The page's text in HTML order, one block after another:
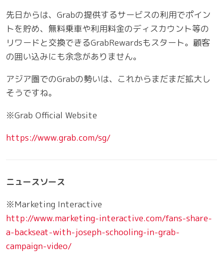
先日からは、Grabの提供するサービスの利用でポイン
トを貯め、無料乗車や利用料金のディスカウント等の
リワードと交換できるGrabRewardsもスタート。顧客
の囲い込みにも余念がありません。
アジア圏でのGrabの勢いは、これからまだまだ拡大し
そうですね。
※Grab Official Website
https://www.grab.com/sg/
ニュースソース
※Marketing Interactive
http://www.marketing-interactive.com/fans-share-
a-backseat-with-joseph-schooling-in-grab-
campaign-video/